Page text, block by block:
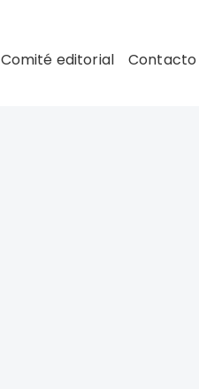
Comité editorial Contacto